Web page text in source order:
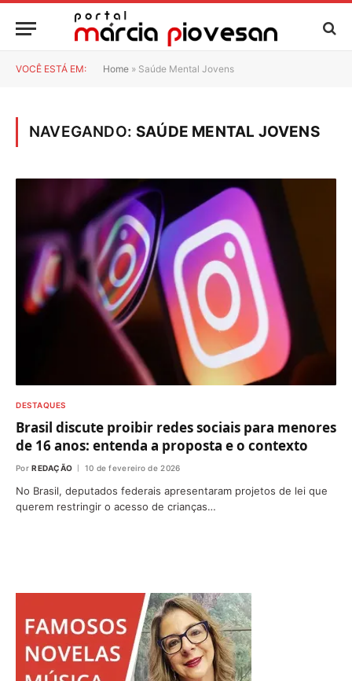
VOCÊ ESTÁ EM: Home » Saúde Mental Jovens
NAVEGANDO: SAÚDE MENTAL JOVENS
DESTAQUES
Brasil discute proibir redes sociais para menores
de 16 anos: entenda a proposta e o contexto
Por REDAÇÃO 10 de fevereiro de 2026
No Brasil, deputados federais apresentaram projetos de lei que
querem restringir o acesso de crianças…